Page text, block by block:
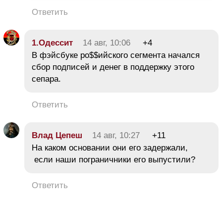
Ответить
1.Одессит 14 авг, 10:06
+4
В фэйсбуке ро$$ийского сегмента начался
сбор подписей и денег в поддержку этого
сепара.
Ответить
Влaд Цeпeш 14 авг, 10:27
+11
На каком основании они его задержали,
если наши пограничники его выпустили?
Ответить